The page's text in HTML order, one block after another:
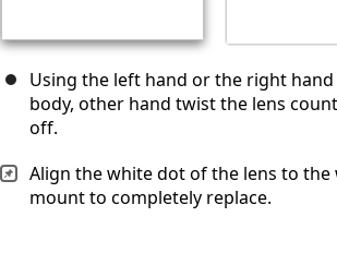
Using the left hand or the right
body, other hand twist the lens
off.
Align the white dot of the lens to
mount to completely replace.